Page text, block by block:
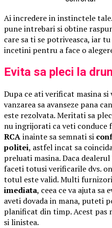
Ai incredere in instinctele
pune intrebari si obtine
care sa ti se potriveasca, iar
incetini pentru a face o
Evita sa pleci la
Dupa ce ati verificat masina
vanzarea sa avanseze pana
este rezolvata. Meritati sa
nu ingrijorati ca veti conduce
RCAinainte sa semnati si
politei, astfel incat sa
preluati masina. Daca
faceti totusi verificarile dvs.
totul este valid. Multi
imediata, ceea ce va ajuta sa
aveti dovada in mana, puteti
planificat din timp. Acest pas
si linistea.